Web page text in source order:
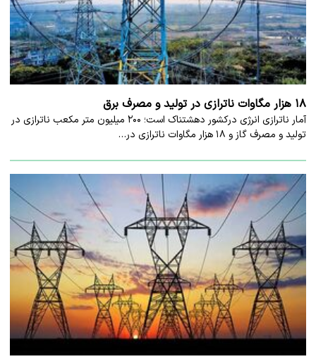
۱۸ هزار مگاوات ناترازی در تولید و مصرف برق
آمار ناترازی انرژی درکشور دهشتناک است؛ ۲۰۰ میلیون متر مکعب ناترازی در
تولید و مصرف گاز و ۱۸ هزار مگاوات ناترازی در…